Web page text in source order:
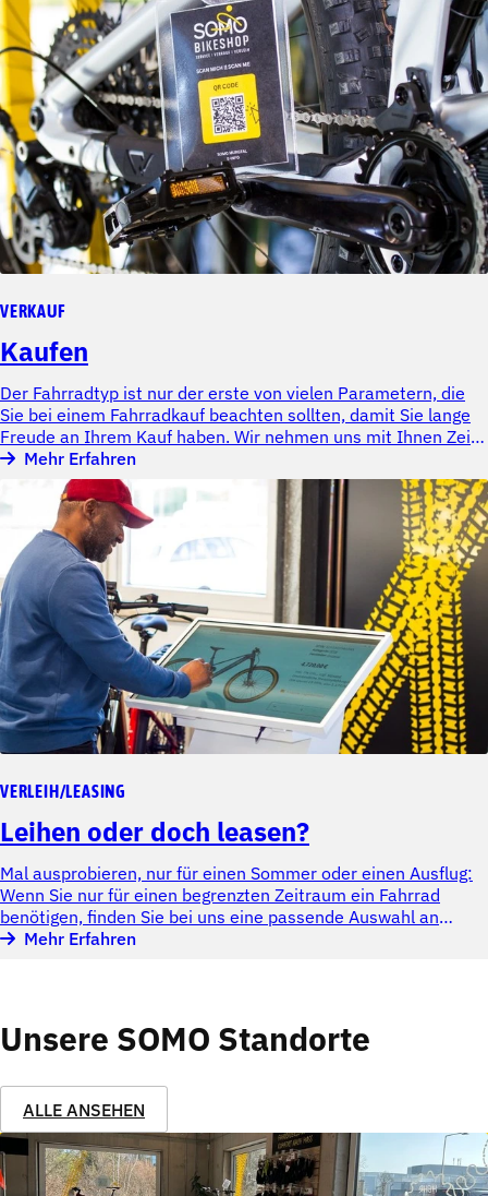
VERKAUF
Kaufen
Der Fahrradtyp ist nur der erste von vielen Parametern, die
Sie bei einem Fahrradkauf beachten sollten, damit Sie lange
Freude an Ihrem Kauf haben. Wir nehmen uns mit Ihnen Zeit
für eine fundierte Beratung - damit wir das beste Bike für Ihre
Bedürfnisse finden, genau wie das richtige Zubehör.
Mehr Erfahren
VERLEIH/LEASING
Leihen oder doch leasen?
Mal ausprobieren, nur für einen Sommer oder einen Ausflug:
Wenn Sie nur für einen begrenzten Zeitraum ein Fahrrad
benötigen, finden Sie bei uns eine passende Auswahl an
Leihrädern, die zu Ihnen und Ihren Plänen passen.
Mehr Erfahren
Unsere SOMO Standorte
ALLE ANSEHEN